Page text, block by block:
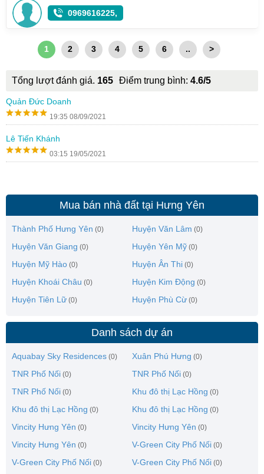
0969616225,
1 2 3 4 5 6 .. >
Tổng lượt đánh giá. 165 Điểm trung bình: 4.6/5
Quản Đức Doanh
19:35 08/09/2021
Lê Tiến Khánh
03:15 19/05/2021
Mua bán nhà đất tại Hưng Yên
Thành Phố Hưng Yên (0) Huyện Văn Lâm (0)
Huyện Văn Giang (0) Huyện Yên Mỹ (0)
Huyện Mỹ Hào (0) Huyện Ân Thi (0)
Huyện Khoái Châu (0) Huyện Kim Động (0)
Huyện Tiên Lữ (0) Huyện Phù Cừ (0)
Danh sách dự án
Aquabay Sky Residences (0) Xuân Phú Hưng (0)
TNR Phố Nối (0) TNR Phố Nối (0)
TNR Phố Nối (0) Khu đô thị Lạc Hồng (0)
Khu đô thị Lạc Hồng (0) Khu đô thị Lạc Hồng (0)
Vincity Hưng Yên (0) Vincity Hưng Yên (0)
Vincity Hưng Yên (0) V-Green City Phố Nối (0)
V-Green City Phố Nối (0) V-Green City Phố Nối (0)